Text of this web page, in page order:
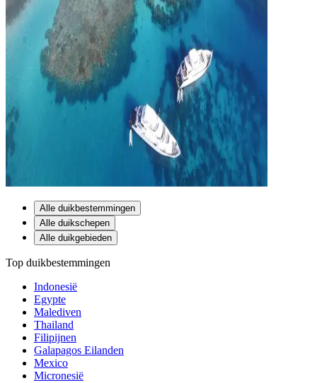
Alle duikbestemmingen
Alle duikschepen
Alle duikgebieden
Top duikbestemmingen
Indonesië
Egypte
Malediven
Thailand
Filipijnen
Galapagos Eilanden
Mexico
Micronesië